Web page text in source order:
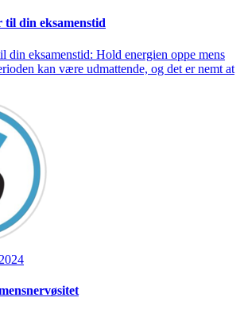
til din eksamenstid
din eksamenstid: Hold energien oppe mens
kan være udmattende, og det er nemt at